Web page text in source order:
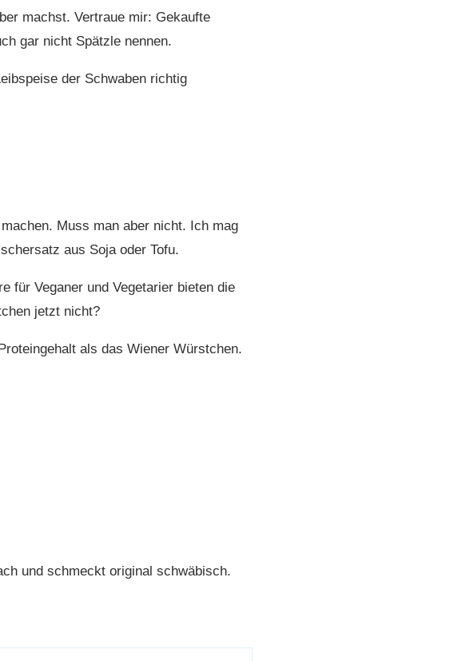
machst. Vertraue mir: Gekaufte
gar nicht Spätzle nennen.
der Schwaben richtig
Muss man aber nicht. Ich mag
aus Soja oder Tofu.
für Veganer und Vegetarier bieten die
jetzt nicht?
als das Wiener Würstchen.
und schmeckt original schwäbisch.